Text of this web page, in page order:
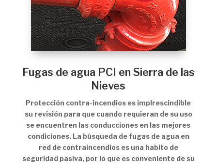
Fugas de agua PCI en Sierra de las
Nieves
Protección contra-incendios es implrescindible
su revisión para que cuando requieran de su uso
se encuentren las conducciones en las mejores
condiciones. La búsqueda de fugas de agua en
red de contraincendios es una habito de
seguridad pasiva, por lo que es conveniente de su